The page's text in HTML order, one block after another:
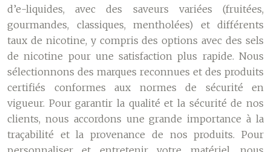
d’e-liquides, avec des saveurs variées (fruitées,
gourmandes, classiques, mentholées) et différents
taux de nicotine, y compris des options avec des sels
de nicotine pour une satisfaction plus rapide. Nous
sélectionnons des marques reconnues et des produits
certifiés conformes aux normes de sécurité en
vigueur. Pour garantir la qualité et la sécurité de nos
clients, nous accordons une grande importance à la
traçabilité et la provenance de nos produits. Pour